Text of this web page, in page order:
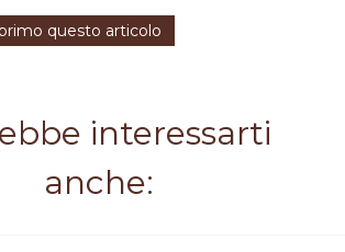
questo articolo
interessarti
anche: